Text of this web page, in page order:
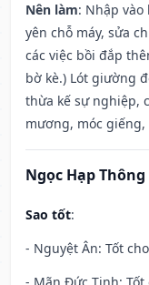
Nên làm: Nhập
yên chỗ máy, sửa
các việc bồi đắp
bờ kè.) Lót giường
thừa kế sự nghiệp,
mương, móc giếng,
Ngọc Hạp
Sao tốt:
- Nguyệt Ân: Tốt